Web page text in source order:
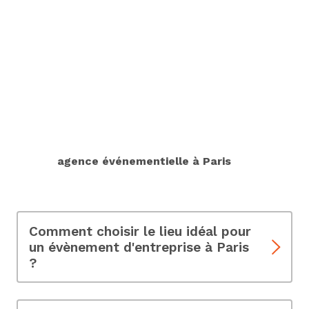
agence événementielle à Parissera vous
Comment choisir le lieu idéal pour
un évènement d'entreprise à Paris
?
Paris est crucial pour le succès de votre